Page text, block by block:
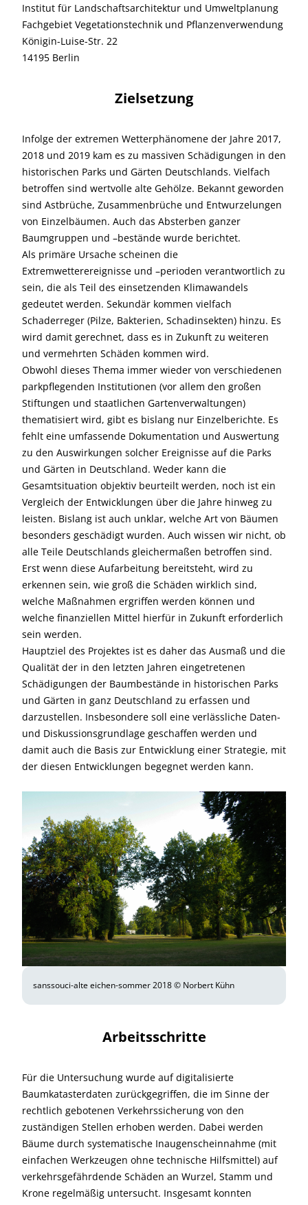
Institut für Landschaftsarchitektur und Umweltplanung
Fachgebiet Vegetationstechnik und Pflanzenverwendung
Königin-Luise-Str. 22
14195 Berlin
Zielsetzung
Infolge der extremen Wetterphänomene der Jahre 2017,
2018 und 2019 kam es zu massiven Schädigungen in den
historischen Parks und Gärten Deutschlands. Vielfach
betroffen sind wertvolle alte Gehölze. Bekannt geworden
sind Astbrüche, Zusammenbrüche und Entwurzelungen
von Einzelbäumen. Auch das Absterben ganzer
Baumgruppen und –bestände wurde berichtet.
Als primäre Ursache scheinen die
Extremwetterereignisse und –perioden verantwortlich zu
sein, die als Teil des einsetzenden Klimawandels
gedeutet werden. Sekundär kommen vielfach
Schaderreger (Pilze, Bakterien, Schadinsekten) hinzu. Es
wird damit gerechnet, dass es in Zukunft zu weiteren
und vermehrten Schäden kommen wird.
Obwohl dieses Thema immer wieder von verschiedenen
parkpflegenden Institutionen (vor allem den großen
Stiftungen und staatlichen Gartenverwaltungen)
thematisiert wird, gibt es bislang nur Einzelberichte. Es
fehlt eine umfassende Dokumentation und Auswertung
zu den Auswirkungen solcher Ereignisse auf die Parks
und Gärten in Deutschland. Weder kann die
Gesamtsituation objektiv beurteilt werden, noch ist ein
Vergleich der Entwicklungen über die Jahre hinweg zu
leisten. Bislang ist auch unklar, welche Art von Bäumen
besonders geschädigt wurden. Auch wissen wir nicht, ob
alle Teile Deutschlands gleichermaßen betroffen sind.
Erst wenn diese Aufarbeitung bereitsteht, wird zu
erkennen sein, wie groß die Schäden wirklich sind,
welche Maßnahmen ergriffen werden können und
welche finanziellen Mittel hierfür in Zukunft erforderlich
sein werden.
Hauptziel des Projektes ist es daher das Ausmaß und die
Qualität der in den letzten Jahren eingetretenen
Schädigungen der Baumbestände in historischen Parks
und Gärten in ganz Deutschland zu erfassen und
darzustellen. Insbesondere soll eine verlässliche Daten-
und Diskussionsgrundlage geschaffen werden und
damit auch die Basis zur Entwicklung einer Strategie, mit
der diesen Entwicklungen begegnet werden kann.
sanssouci-alte eichen-sommer 2018 © Norbert Kühn
Arbeitsschritte
Für die Untersuchung wurde auf digitalisierte
Baumkatasterdaten zurückgegriffen, die im Sinne der
rechtlich gebotenen Verkehrssicherung von den
zuständigen Stellen erhoben werden. Dabei werden
Bäume durch systematische Inaugenscheinnahme (mit
einfachen Werkzeugen ohne technische Hilfsmittel) auf
verkehrsgefährdende Schäden an Wurzel, Stamm und
Krone regelmäßig untersucht. Insgesamt konnten